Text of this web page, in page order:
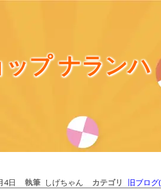
プ ナランハ
4日 執筆 しげちゃん カテゴリ 旧ブロ